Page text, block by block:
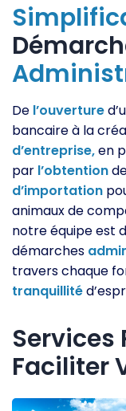
De l’ouverture
bancaire à la
d’entreprise,en
par l’obtention
d’importation
animaux de
notre équipe est
démarches
travers chaque
tranquillité
Services
Faciliter